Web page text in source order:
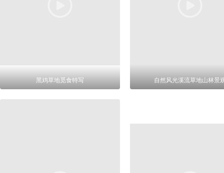
黑鸡草地觅食特写 自然风光溪流草地山林景